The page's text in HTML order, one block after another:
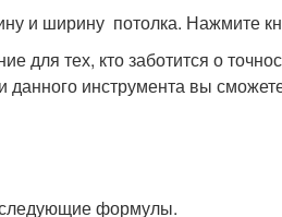
и ширину потолка. Нажмите
для тех, кто заботится о
инструмента вы
следующие формулы.